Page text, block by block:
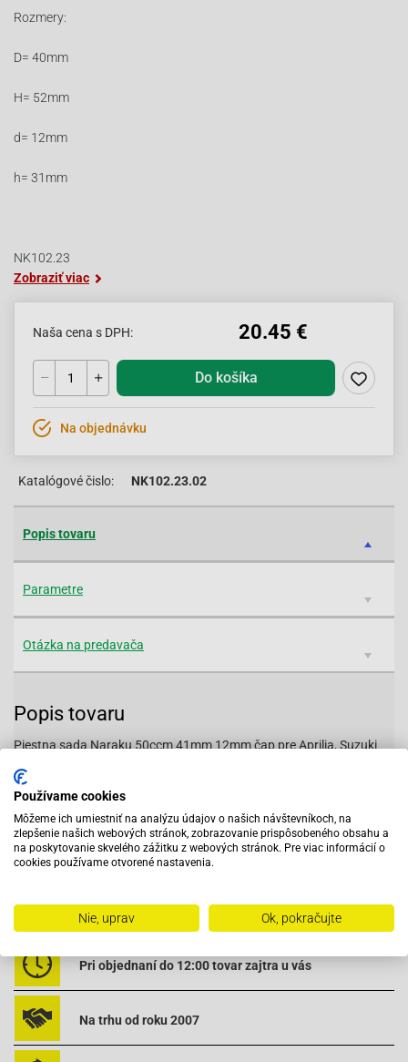
Rozmery:
D= 40mm
H= 52mm
d= 12mm
h= 31mm
NK102.23
Zobraziť viac
Naša cena s DPH: 20.45 €
Do košíka
Na objednávku
Katalógové čislo: NK102.23.02
Popis tovaru
Parametre
Otázka na predavača
Popis tovaru
Piestna sada Naraku 50ccm 41mm 12mm čap pre Aprilia, Suzuki
Aprilia SR 50 Fun-Master 00> [April] Aprilia SR 50 Racing-ab 00
[April] Aprilia SR-50 Sport (2000 -) [Aprilia Engine] Suzuki-Katana 50
LC [1999 b] Suzuki Katana 50 LC-[bis 1999] Suzuki Zillion-50 LC
[1999 b] Suzuki Zillion-50 LC [bis 1999] NK102.23
Vybavený servis s odborným vyškoleným personálom
Pri objednaní do 12:00 tovar zajtra u vás
Na trhu od roku 2007
Používame cookies
Môžeme ich umiestniť na analýzu údajov o našich návštevníkoch, na
zlepšenie našich webových stránok, zobrazovanie prispôsobeného obsahu a
na poskytovanie skvelého zážitku z webových stránok. Pre viac informácií o
cookies používame otvorené nastavenia.
Nie, uprav Ok, pokračujte